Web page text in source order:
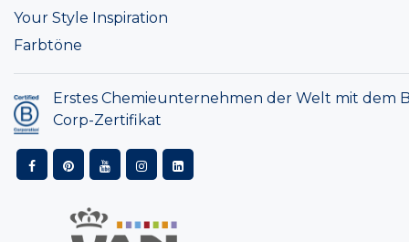
Your Style Inspiration
Farbtöne
Erstes Chemieunternehmen der Welt mit dem
Corp-Zertifikat